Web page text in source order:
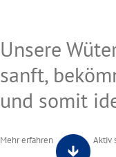
Unsere
sanft,
und somit
Mehr erfahren Aktiv